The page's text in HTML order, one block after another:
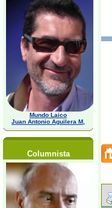
Mundo Laico
Juan Antonio Aguilera M,
Columnista